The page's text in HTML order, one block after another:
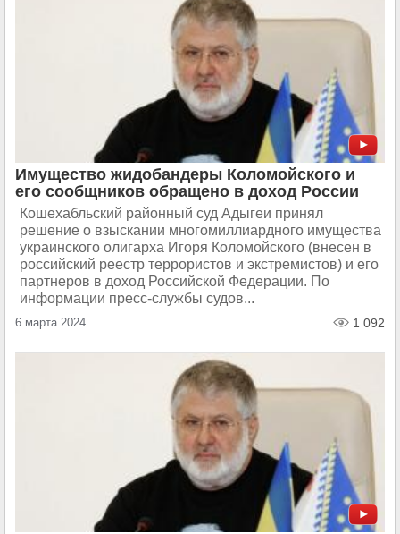
Имущество жидобандеры Коломойского и
его сообщников обращено в доход России
Кошехабльский районный суд Адыгеи принял
решение о взыскании многомиллиардного имущества
украинского олигарха Игоря Коломойского (внесен в
российский реестр террористов и экстремистов) и его
партнеров в доход Российской Федерации. По
информации пресс-службы судов...
6 марта 2024 1 092